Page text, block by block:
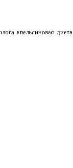
апельсиновая диета